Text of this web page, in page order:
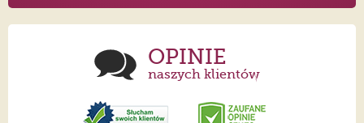
OPINIE
naszych klientów